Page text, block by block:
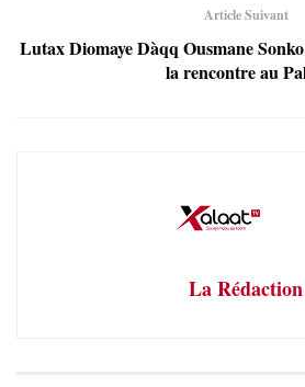
Article Suivant
Lutax Diomaye Dàqq Ousmane
la rencontre au
La Rédaction